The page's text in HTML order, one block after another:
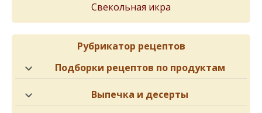
Свекольная икра
Рубрикатор рецептов
Подборки рецептов по продуктам
Выпечка и десерты